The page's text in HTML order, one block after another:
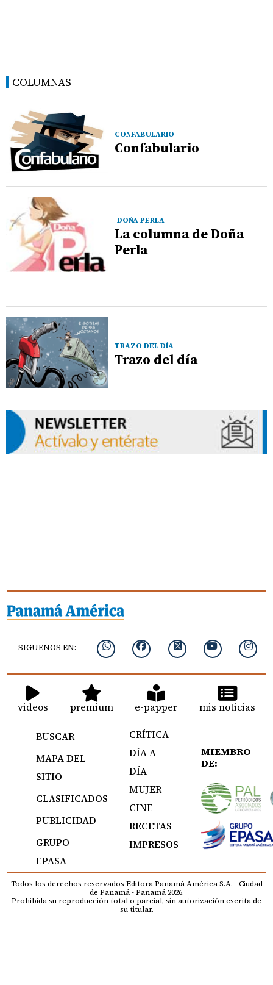
COLUMNAS
CONFABULARIO
Confabulario
DOÑA PERLA
La columna de Doña
Perla
TRAZO DEL DÍA
Trazo del día
SIGUENOS EN:
videos premium e-papper mis noticias
BUSCAR
MAPA DEL
SITIO
CLASIFICADOS
PUBLICIDAD
GRUPO
EPASA
CRÍTICA
DÍA A
DÍA
MUJER
CINE
RECETAS
IMPRESOS
MIEMBRO
DE:
Todos los derechos reservados Editora Panamá América S.A. - Ciudad
de Panamá - Panamá 2026.
Prohibida su reproducción total o parcial, sin autorización escrita de
su titular.